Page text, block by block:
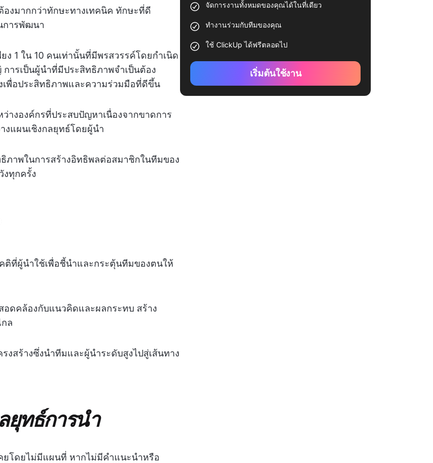
งมากกว่าทักษะทางเทคนิค ทักษะที่ดี
การพัฒนา
ยง 1 ใน 10 คนเท่านั้นที่มีพรสวรรค์โดยกำเนิด
ารเป็นผู้นำที่มีประสิทธิภาพจำเป็นต้อง
พื่อประสิทธิภาพและความร่วมมือที่ดีขึ้น
างองค์กรที่ประสบปัญหาเนื่องจากขาดการ
งแผนเชิงกลยุทธ์โดยผู้นำ
ภาพในการสร้างอิทธิพลต่อสมาชิกในทีมของ
งทุกครั้ง
ที่ผู้นำใช้เพื่อชี้นำและกระตุ้นทีมของตนให้
ดคล้องกับแนวคิดและผลกระทบ สร้าง
ล
สร้างซึ่งนำทีมและผู้นำระดับสูงไปสู่เส้นทาง
ยุทธ์การนำ
ยโดยไม่มีแผนที่ หากไม่มีคำแนะนำหรือ
จัดการงานทั้งหมดของคุณได้ในที่เดียว
ทำงานร่วมกับทีมของคุณ
ใช้ ClickUp ได้ฟรีตลอดไป
เริ่มต้นใช้งาน